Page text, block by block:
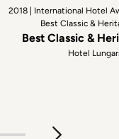
2018 | International Hotel
Best Classic &
Best Classic &
Hotel